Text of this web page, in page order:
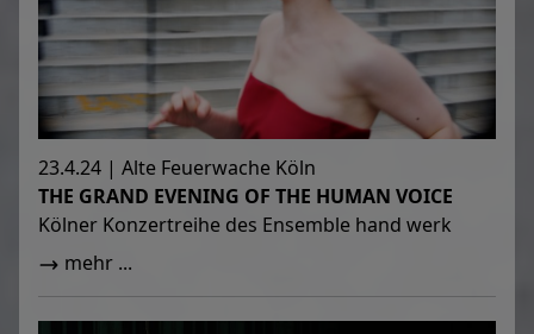
23.4.24 | Alte Feuerwache Köln
THE GRAND EVENING OF THE HUMAN VOICE
Kölner Konzertreihe des Ensemble hand werk
mehr ...